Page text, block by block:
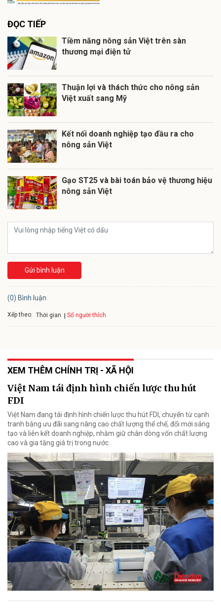
ĐỌC TIẾP
Tiềm năng nông sản Việt trên sàn
thương mại điện tử
Thuận lợi và thách thức cho nông sản
Việt xuất sang Mỹ
Kết nối doanh nghiệp tạo đầu ra cho
nông sản Việt
Gạo ST25 và bài toán bảo vệ thương hiệu
nông sản Việt
Gửi bình luận
(0) Bình luận
Xếp theo: Thời gian Số người thích
XEM THÊM CHÍNH TRỊ - XÃ HỘI
Việt Nam tái định hình chiến lược thu hút
FDI
Việt Nam đang tái định hình chiến lược thu hút FDI, chuyển từ cạnh
tranh bằng ưu đãi sang nâng cao chất lượng thể chế, đổi mới sáng
tạo và liên kết doanh nghiệp, nhằm giữ chân dòng vốn chất lượng
cao và gia tăng giá trị trong nước.